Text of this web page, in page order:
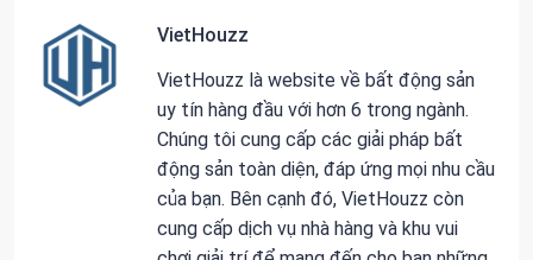
VietHouzz
VietHouzz là website về bất động sản
uy tín hàng đầu với hơn 6 trong ngành.
Chúng tôi cung cấp các giải pháp bất
động sản toàn diện, đáp ứng mọi nhu cầu
của bạn. Bên cạnh đó, VietHouzz còn
cung cấp dịch vụ nhà hàng và khu vui